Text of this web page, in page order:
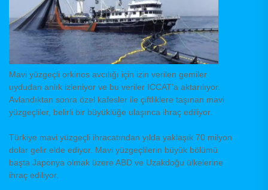
Mavi yüzgeçli orkinos avcılığı için izin verilen gemiler
uydudan anlık izleniyor ve bu veriler ICCAT’a aktarılıyor.
Avlandıktan sonra özel kafesler ile çiftliklere taşınan mavi
yüzgeçliler, belirli bir büyüklüğe ulaşınca ihraç ediliyor.
Türkiye mavi yüzgeçli ihracatından yılda yaklaşık 70 milyon
dolar gelir elde ediyor. Mavi yüzgeçlilerin büyük bölümü
başta Japonya olmak üzere ABD ve Uzakdoğu ülkelerine
ihraç ediliyor.